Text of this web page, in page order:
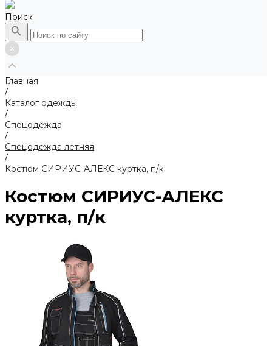
Поиск
Главная
/
Каталог одежды
/
Спецодежда
/
Спецодежда летняя
/
Костюм СИРИУС-АЛЕКС куртка, п/к
Костюм СИРИУС-АЛЕКС
куртка, п/к